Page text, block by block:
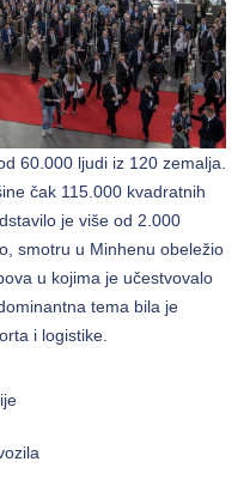
60.000 ljudi iz 120 zemalja.
čak 115.000 kvadratnih
je više od 2.000
smotru u Minhenu obeležio
u kojima je učestvovalo
tema bila je
i logistike.